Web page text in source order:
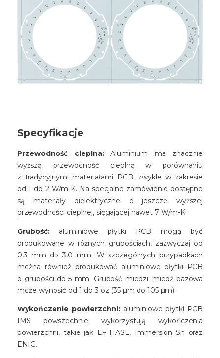
Specyfikacje
Przewodność cieplna:Aluminium ma znacznie
wyższą przewodność cieplną w porównaniu
z tradycyjnymi materiałami PCB, zwykle w zakresie
od 1 do 2 W/m-K. Na specjalne zamówienie dostępne
są materiały dielektryczne o jeszcze wyższej
przewodności cieplnej, sięgającej nawet 7 W/m-K.
Grubość: aluminiowe płytki PCB mogą być
produkowane w różnych grubościach, zazwyczaj od
0,3 mm do 3,0 mm. W szczególnych przypadkach
można również produkować aluminiowe płytki PCB
o grubości do 5 mm. Grubość miedzi: miedź bazowa
może wynosić od 1 do 3 oz (35 µm do 105 µm).
Wykończenie powierzchni: aluminiowe płytki PCB
IMS powszechnie wykorzystują wykończenia
powierzchni, takie jak LF HASL, Immersion Sn oraz
ENIG.